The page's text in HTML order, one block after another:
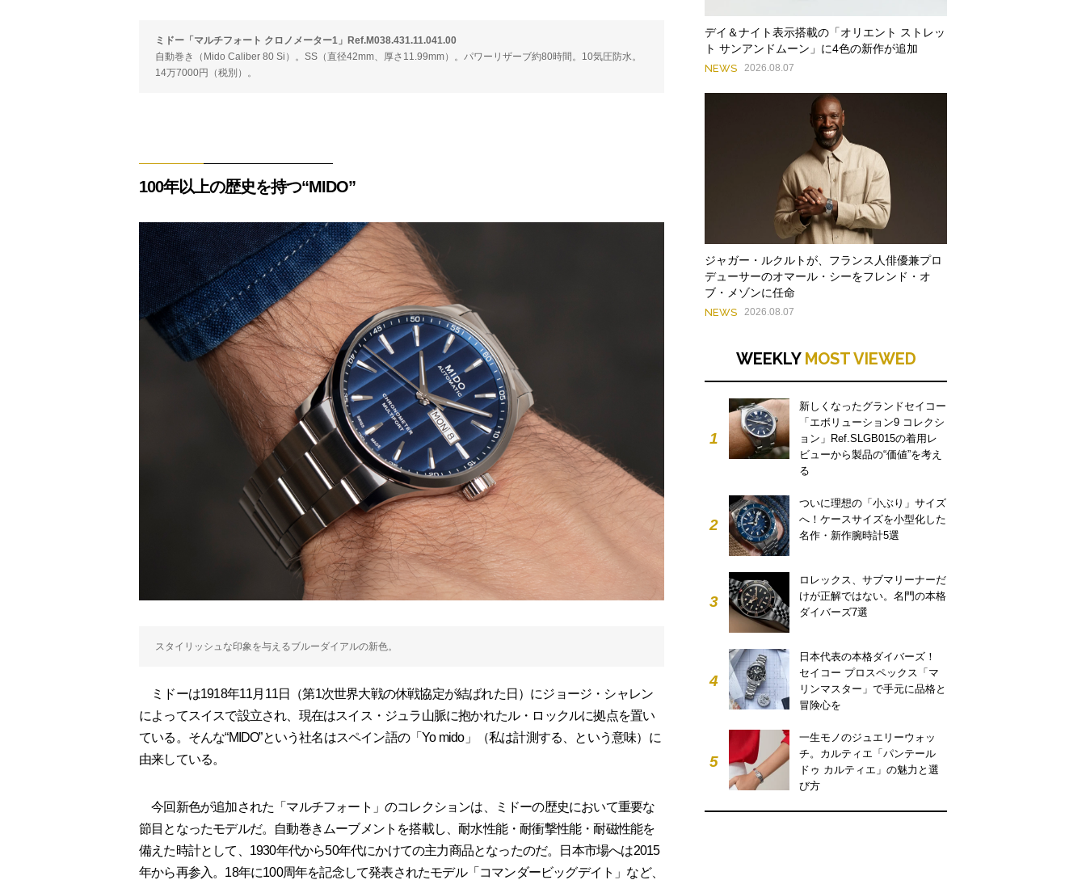
ミドー「マルチフォート クロノメーター1」Ref.M038.431.11.041.00
自動巻き（Mido Caliber 80 Si）。SS（直径42mm、厚さ11.99mm）。パワーリザーブ約80時間。10気圧防水。
14万7000円（税別）。
100年以上の歴史を持つ“MIDO”
スタイリッシュな印象を与えるブルーダイアルの新色。
ミドーは1918年11月11日（第1次世界大戦の休戦協定が結ばれた日）にジョージ・シャレン
によってスイスで設立され、現在はスイス・ジュラ山脈に抱かれたル・ロックルに拠点を置い
ている。そんな“MIDO”という社名はスペイン語の「Yo mido」（私は計測する、という意味）に
由来している。
今回新色が追加された「マルチフォート」のコレクションは、ミドーの歴史において重要な
節目となったモデルだ。自動巻きムーブメントを搭載し、耐水性能・耐衝撃性能・耐磁性能を
備えた時計として、1930年代から50年代にかけての主力商品となったのだ。日本市場へは2015
年から再参入。18年に100周年を記念して発表されたモデル「コマンダービッグデイト」など、
デイ＆ナイト表示搭載の「オリエント ストレッ
ト サンアンドムーン」に4色の新作が追加
NEWS 2026.08.07
ジャガー・ルクルトが、フランス人俳優兼プロ
デューサーのオマール・シーをフレンド・オ
ブ・メゾンに任命
NEWS 2026.08.07
WEEKLY MOST VIEWED
1
新しくなったグランドセイコー
「エボリューション9 コレクシ
ョン」Ref.SLGB015の着用レ
ビューから製品の“価値”を考え
る
2
ついに理想の「小ぶり」サイズ
へ！ケースサイズを小型化した
名作・新作腕時計5選
3
ロレックス、サブマリーナーだ
けが正解ではない。名門の本格
ダイバーズ7選
4
日本代表の本格ダイバーズ！
セイコー プロスペックス「マ
リンマスター」で手元に品格と
冒険心を
5
一生モノのジュエリーウォッ
チ。カルティエ「パンテール
ドゥ カルティエ」の魅力と選
び方